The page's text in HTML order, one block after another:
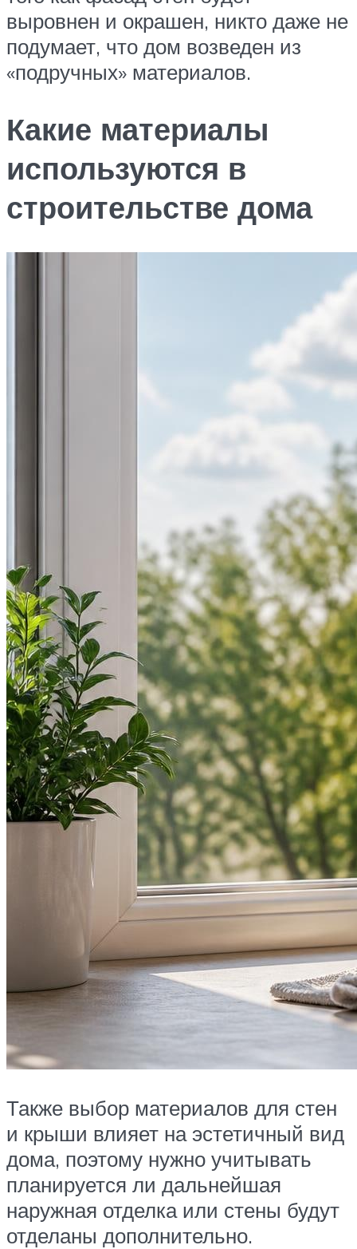
выровнен и окрашен, никто даже не
подумает, что дом возведен из
«подручных» материалов.
Какие материалы
используются в
строительстве дома
Также выбор материалов для стен
и крыши влияет на эстетичный вид
дома, поэтому нужно учитывать
планируется ли дальнейшая
наружная отделка или стены будут
отделаны дополнительно.